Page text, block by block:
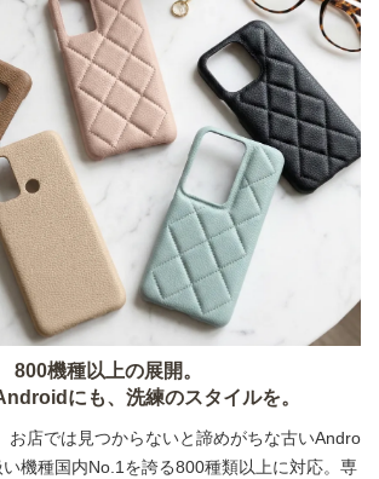
800機種以上の展開。
にも、洗練のスタイルを。
お店では見つからないと諦めがちな古いAndro
機種国内No.1を誇る800種類以上に対応。専